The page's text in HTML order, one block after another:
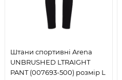
Штани спортивні Arena
UNBRUSHED LTRAIGHT
PANT (007693-500) розмір L